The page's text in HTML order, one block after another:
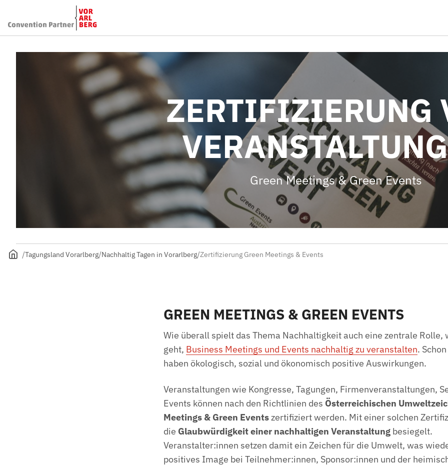
ZERTIFIZIERUNG
Green Meetings & Green Events
Tagungsland Vorarlberg Nachhaltig Tagen in Vorarlberg Zertifizierung Green Meetings & Events
GREEN MEETINGS & GREEN EVENTS
Wie überall spielt das Thema Nachhaltigkeit auch eine zentrale Rolle,
geht, Business Meetings und Events nachhaltig zu veranstalten.
haben ökologisch, sozial und ökonomisch positive Auswirkungen.
Veranstaltungen wie Kongresse, Tagungen, Firmenveranstaltungen,
Events können nach den Richtlinien des Österreichischen
Meetings & Green Eventszertifiziert werden. Mit einer solchen
die Glaubwürdigkeit einer nachhaltigen Veranstaltung besiegelt.
Veranstalter:innen setzen damit ein Zeichen für die Umwelt, was
positives Image bei Teilnehmer:innen, Sponsor:innen und der